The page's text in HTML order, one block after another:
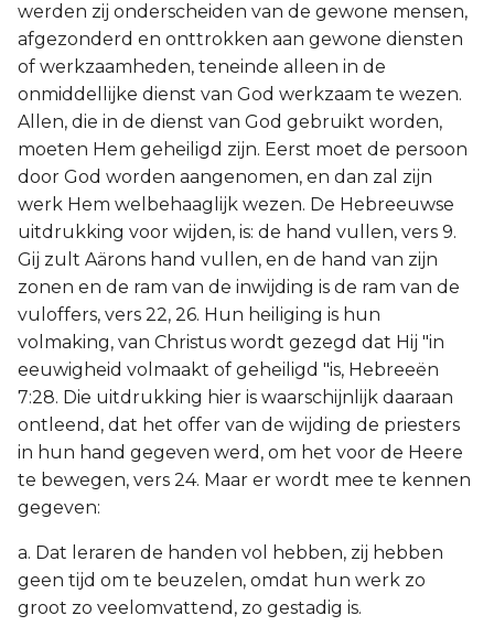
werden zij onderscheiden van de gewone mensen,
afgezonderd en onttrokken aan gewone diensten
of werkzaamheden, teneinde alleen in de
onmiddellijke dienst van God werkzaam te wezen.
Allen, die in de dienst van God gebruikt worden,
moeten Hem geheiligd zijn. Eerst moet de persoon
door God worden aangenomen, en dan zal zijn
werk Hem welbehaaglijk wezen. De Hebreeuwse
uitdrukking voor wijden, is: de hand vullen, vers 9.
Gij zult Aärons hand vullen, en de hand van zijn
zonen en de ram van de inwijding is de ram van de
vuloffers, vers 22, 26. Hun heiliging is hun
volmaking, van Christus wordt gezegd dat Hij "in
eeuwigheid volmaakt of geheiligd "is, Hebreeën
7:28. Die uitdrukking hier is waarschijnlijk daaraan
ontleend, dat het offer van de wijding de priesters
in hun hand gegeven werd, om het voor de Heere
te bewegen, vers 24. Maar er wordt mee te kennen
gegeven:
a. Dat leraren de handen vol hebben, zij hebben
geen tijd om te beuzelen, omdat hun werk zo
groot zo veelomvattend, zo gestadig is.